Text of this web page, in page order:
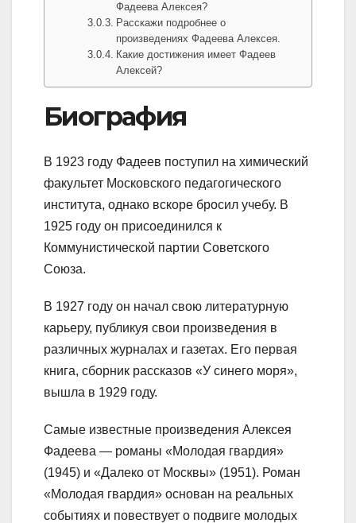
Фадеева Алексея?
Расскажи подробнее о
произведениях Фадеева Алексея.
Какие достижения имеет Фадеев
Алексей?
Биография
В 1923 году Фадеев поступил на химический
факультет Московского педагогического
института, однако вскоре бросил учебу. В
1925 году он присоединился к
Коммунистической партии Советского
Союза.
В 1927 году он начал свою литературную
карьеру, публикуя свои произведения в
различных журналах и газетах. Его первая
книга, сборник рассказов «У синего моря»,
вышла в 1929 году.
Самые известные произведения Алексея
Фадеева — романы «Молодая гвардия»
(1945) и «Далеко от Москвы» (1951). Роман
«Молодая гвардия» основан на реальных
событиях и повествует о подвиге молодых